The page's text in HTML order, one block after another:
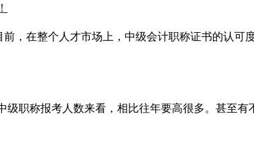
，在整个人才市场上，中级会计职称证书的认
职称报考人数来看，相比往年要高很多。甚至